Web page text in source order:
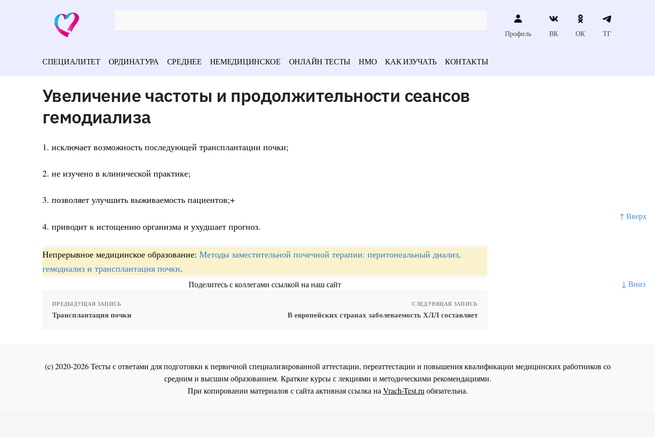
↑ Вверх
↓ Вниз
Профиль ВК ОК ТГ
СПЕЦИАЛИТЕТ ОРДИНАТУРА СРЕДНЕЕ НЕМЕДИЦИНСКОЕ ОНЛАЙН ТЕСТЫ НМО КАК ИЗУЧАТЬ КОНТАКТЫ
Увеличение частоты и продолжительности сеансов
гемодиализа
1. исключает возможность последующей трансплантации почки;
2. не изучено в клинической практике;
3. позволяет улучшить выживаемость пациентов;+
4. приводит к истощению организма и ухудшает прогноз.
Непрерывное медицинское образование: Методы заместительной почечной терапии: перитонеальный диализ,
гемодиализ и трансплантация почки.
Поделитесь с коллегами ссылкой на наш сайт
ПРЕДЫДУЩАЯ ЗАПИСЬ
Трансплантация почки
СЛЕДУЮЩАЯ ЗАПИСЬ
В европейских странах заболеваемость ХЛЛ составляет
(c) 2020-2026 Тесты с ответами для подготовки к первичной специализированной аттестации, переаттестации и повышения квалификации медицинских работников со
средним и высшим образованием. Краткие курсы с лекциями и методическими рекомендациями.
При копировании материалов с сайта активная ссылка наVrach-Test.ruобязательна.